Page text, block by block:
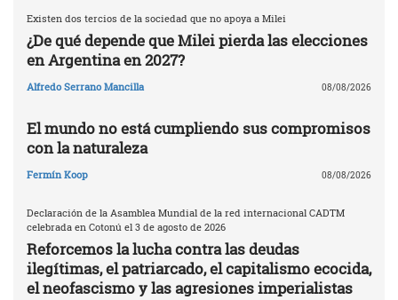
Existen dos tercios de la sociedad que no apoya a Milei
¿De qué depende que Milei pierda las elecciones
en Argentina en 2027?
Alfredo Serrano Mancilla 08/08/2026
El mundo no está cumpliendo sus compromisos
con la naturaleza
Fermín Koop 08/08/2026
Declaración de la Asamblea Mundial de la red internacional CADTM
celebrada en Cotonú el 3 de agosto de 2026
Reforcemos la lucha contra las deudas
ilegítimas, el patriarcado, el capitalismo ecocida,
el neofascismo y las agresiones imperialistas